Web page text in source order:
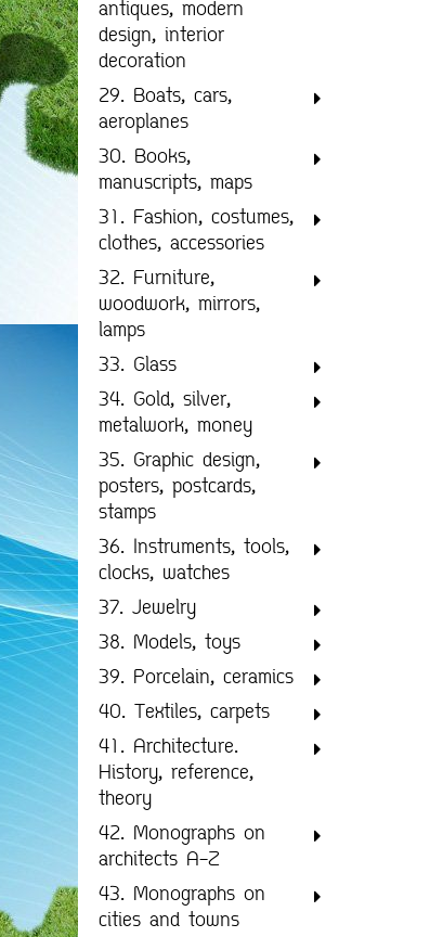
antiques, modern
design, interior
decoration
29. Boats, cars,
aeroplanes
30. Books,
manuscripts, maps
31. Fashion, costumes,
clothes, accessories
32. Furniture,
woodwork, mirrors,
lamps
33. Glass
34. Gold, silver,
metalwork, money
35. Graphic design,
posters, postcards,
stamps
36. Instruments, tools,
clocks, watches
37. Jewelry
38. Models, toys
39. Porcelain, ceramics
40. Textiles, carpets
41. Architecture.
History, reference,
theory
42. Monographs on
architects A-Z
43. Monographs on
cities and towns